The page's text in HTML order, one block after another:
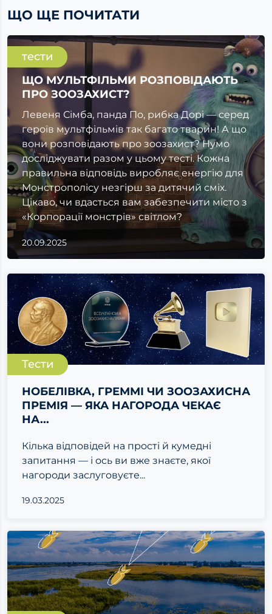
ЩО ЩЕ ПОЧИТАТИ
тести
ЩО МУЛЬТФІЛЬМИ РОЗПОВІДАЮТЬ
ПРО ЗООЗАХИСТ?
Левеня Сімба, панда По, рибка Дорі — серед
героїв мультфільмів так багато тварин! А що
вони розповідають про зоозахист? Нумо
досліджувати разом у цьому тесті. Кожна
правильна відповідь виробляє енергію для
Монстрополісу незгірш за дитячий сміх.
Цікаво, чи вдасться вам забезпечити місто з
«Корпорації монстрів» світлом?
20.09.2025
Тести
НОБЕЛІВКА, ГРЕММІ ЧИ ЗООЗАХИСНА
ПРЕМІЯ — ЯКА НАГОРОДА ЧЕКАЄ
НА...
Кілька відповідей на прості й кумедні
запитання — і ось ви вже знаєте, якої
нагороди заслуговуєте...
19.03.2025